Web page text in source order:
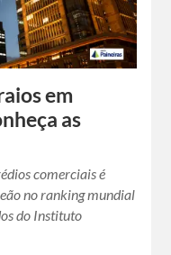
em
as
comerciais é
no ranking mundial
do Instituto